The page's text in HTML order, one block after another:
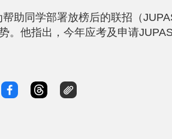
助同学部署放榜后的联招（
。他指出，今年应考及申请
5个分数和情况下，考生可以选择
分数，制定合适的改选及升学策